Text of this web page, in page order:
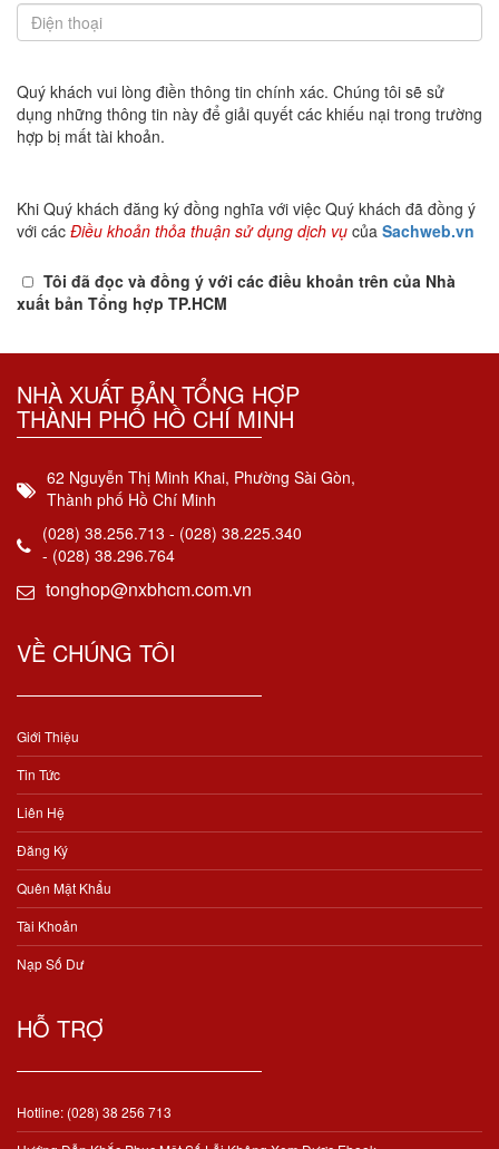
Quý khách vui lòng điền thông tin chính xác. Chúng tôi sẽ sử
dụng những thông tin này để giải quyết các khiếu nại trong trường
hợp bị mất tài khoản.
Khi Quý khách đăng ký đồng nghĩa với việc Quý khách đã đồng ý
với các Điều khoản thỏa thuận sử dụng dịch vụ của Sachweb.vn
Tôi đã đọc và đồng ý với các điều khoản trên của Nhà
xuất bản Tổng hợp TP.HCM
NHÀ XUẤT BẢN TỔNG HỢP
THÀNH PHỐ HỒ CHÍ MINH
62 Nguyễn Thị Minh Khai, Phường Sài Gòn,
Thành phố Hồ Chí Minh
(028) 38.256.713 - (028) 38.225.340
- (028) 38.296.764
tonghop@nxbhcm.com.vn
VỀ CHÚNG TÔI
Giới Thiệu
Tin Tức
Liên Hệ
Đăng Ký
Quên Mật Khẩu
Tài Khoản
Nạp Số Dư
HỖ TRỢ
Hotline: (028) 38 256 713